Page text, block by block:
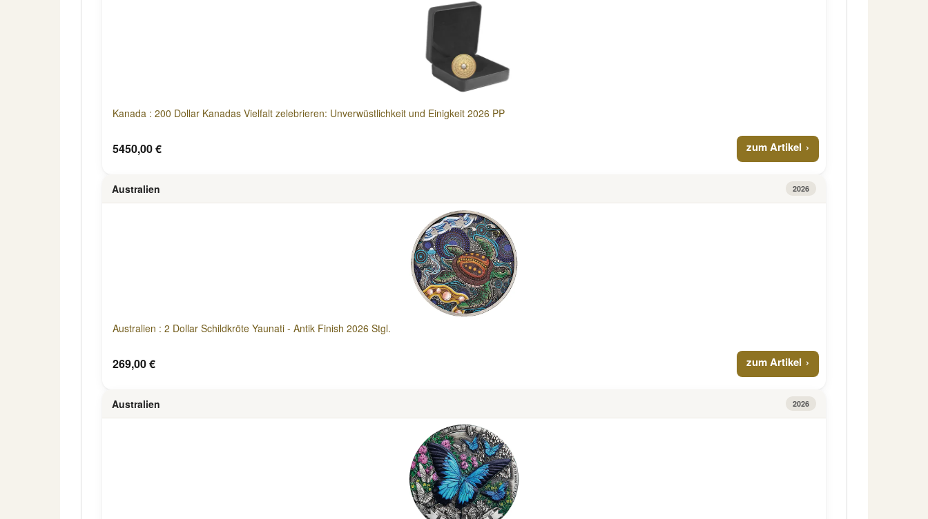
Kanada : 200 Dollar Kanadas Vielfalt zelebrieren: Unverwüstlichkeit und Einigkeit 2026 PP
5450,00 € zum Artikel
Australien 2026
Australien : 2 Dollar Schildkröte Yaunati - Antik Finish 2026 Stgl.
269,00 € zum Artikel
Australien 2026